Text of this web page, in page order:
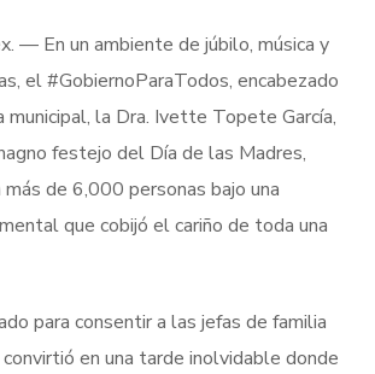
— En un ambiente de júbilo, música y
el #GobiernoParaTodos, encabezado
la Dra. Ivette Topete García,
festejo del Día de las Madres,
de 6,000 personas bajo una
que cobijó el cariño de toda una
para consentir a las jefas de familia
en una tarde inolvidable donde